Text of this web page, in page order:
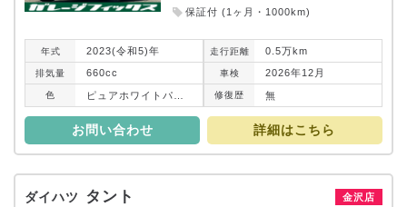
保証付 (1ヶ月・1000km)
年式 2023(令和5)年 走行距離 0.5万km
排気量 660cc 車検 2026年12月
色 修復歴 無
お問い合わせ 詳細はこちら
ダイハツ タント 金沢店